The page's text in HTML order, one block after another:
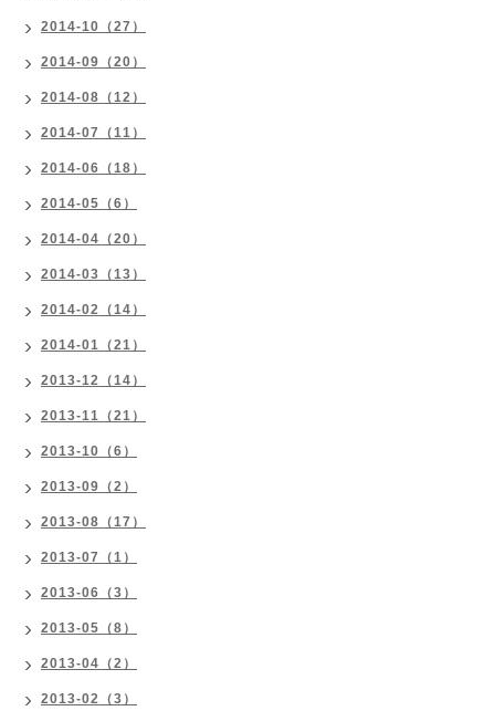
2014-10（27）
2014-09（20）
2014-08（12）
2014-07（11）
2014-06（18）
2014-05（6）
2014-04（20）
2014-03（13）
2014-02（14）
2014-01（21）
2013-12（14）
2013-11（21）
2013-10（6）
2013-09（2）
2013-08（17）
2013-07（1）
2013-06（3）
2013-05（8）
2013-04（2）
2013-02（3）